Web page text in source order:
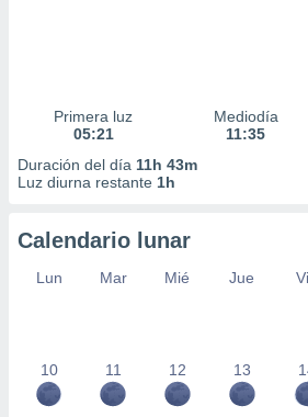
Primera luz
05:21
Mediodía
11:35
Duración del día 11h 43m
Luz diurna restante 1h
Calendario lunar
Lun Mar Mié Jue
10 11 12 13